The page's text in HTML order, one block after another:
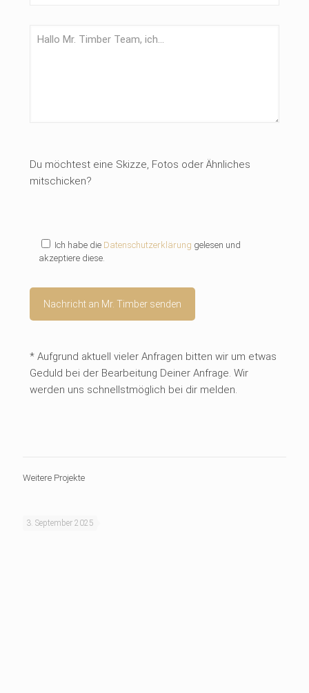
Du möchtest eine Skizze, Fotos oder Ähnliches
mitschicken?
Ich habe die Datenschutzerklärung gelesen und
akzeptiere diese.
* Aufgrund aktuell vieler Anfragen bitten wir um etwas
Geduld bei der Bearbeitung Deiner Anfrage. Wir
werden uns schnellstmöglich bei dir melden.
Weitere Projekte
3. September 2025